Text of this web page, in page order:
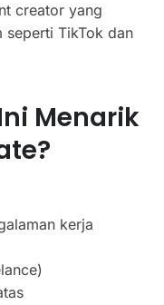
creator yang
TikTok dan
Menarik
kerja